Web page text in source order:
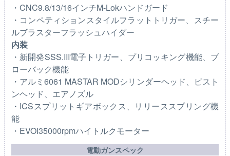
・CNC9.8/13/16インチM-Lokハンドガード
・コンペティションスタイルフラットトリガー、スチー
ルブラスターフラッシュハイダー
内装
・新開発SSS.III電子トリガー、プリコッキング機能、ブ
ローバック機能
・アルミ6061 MASTAR MODシリンダーヘッド、ピスト
ンヘッド、エアノズル
・ICSスプリットギアボックス、リリーススプリング機
能
・EVOI35000rpmハイトルクモーター
電動ガンスペック